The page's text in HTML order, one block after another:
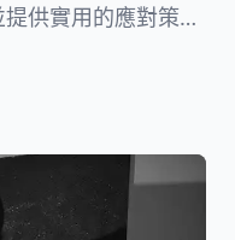
供實用的應對策
費，掌握這些知識